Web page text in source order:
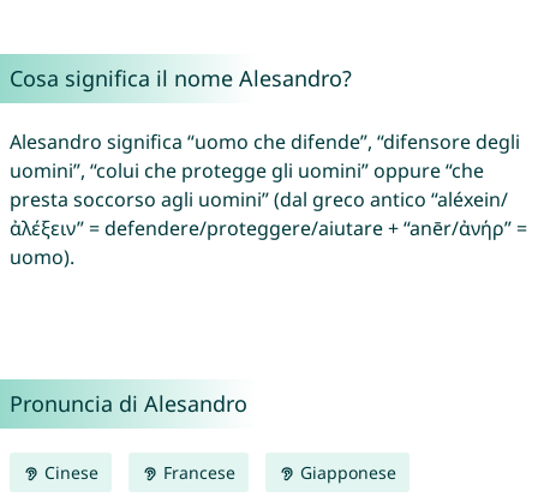
Cosa significa il nome Alesandro?
Alesandro significa “uomo che difende”, “difensore degli
uomini”, “colui che protegge gli uomini” oppure “che
presta soccorso agli uomini” (dal greco antico “aléxein/
ἀλέξειν” = defendere/proteggere/aiutare + “anēr/ἀνήρ” =
uomo).
Pronuncia di Alesandro
Cinese Francese Giapponese